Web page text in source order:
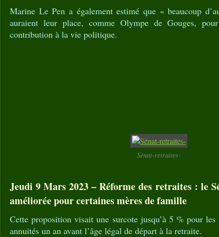
Marine Le Pen a également estimé que « beaucoup
auraient leur place, comme Olympe de Gouges,
contribution à la vie politique.
Sénat-retraites-
Jeudi 9 Mars 2023 – Réforme des retraites : le
améliorée pour certaines mères de famille
Cette proposition visait une surcote jusqu’à 5 % pour les
annuités un an avant l’âge légal de départ à la retraite.